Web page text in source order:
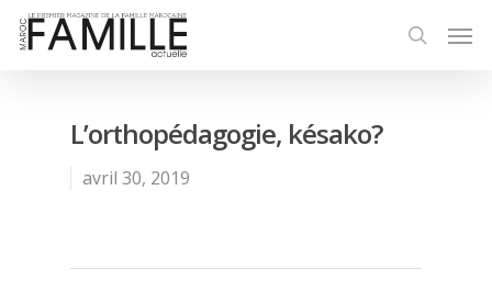
L’orthopédagogie, késako?
avril 30, 2019